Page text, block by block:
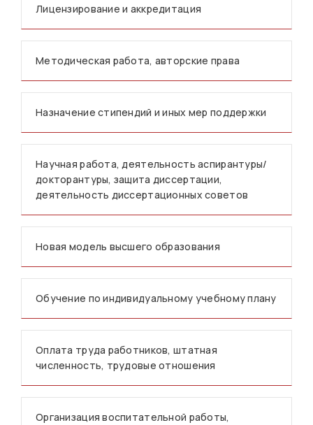
Лицензирование и аккредитация
Методическая работа, авторские права
Назначение стипендий и иных мер поддержки
Научная работа, деятельность аспирантуры/
докторантуры, защита диссертации,
деятельность диссертационных советов
Новая модель высшего образования
Обучение по индивидуальному учебному плану
Оплата труда работников, штатная
численность, трудовые отношения
Организация воспитательной работы,